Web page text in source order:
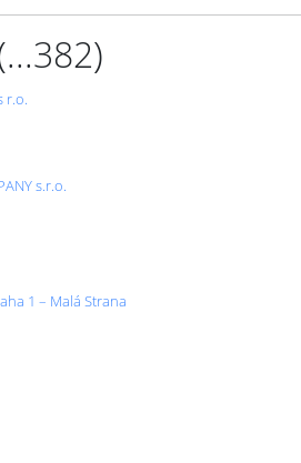
382)
r.o.
s.r.o.
1 – Malá Strana